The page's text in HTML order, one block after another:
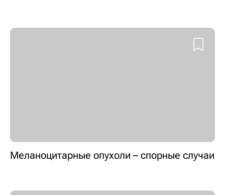
Меланоцитарные опухоли – спорные случаи